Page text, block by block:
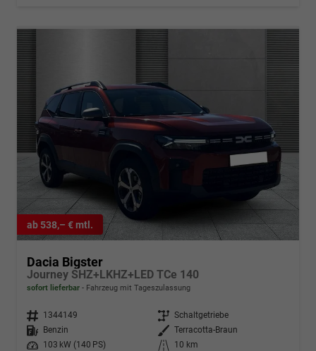
ab 538,– € mtl.
Dacia Bigster
Journey SHZ+LKHZ+LED TCe 140
sofort lieferbar Fahrzeug mit Tageszulassung
Fahrzeugnr. 1344149 Getriebe Schaltgetriebe
Kraftstoff
Benzin Außenfarbe Terracotta-Braun
Leistung
103 kW (140 PS) Kilometerstand
10 km